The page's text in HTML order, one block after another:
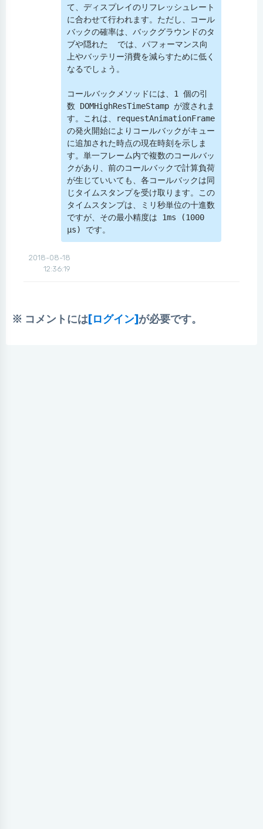
て、ディスプレイのリフレッシュレート
に合わせて行われます。ただし、コール
バックの確率は、バックグラウンドのタ
ブや隠れた  では、パフォーマンス向
上やバッテリー消費を減らすために低く
なるでしょう。
コールバックメソッドには、1 個の引
数 DOMHighResTimeStamp が渡されま
す。これは、requestAnimationFrame
の発火開始によりコールバックがキュー
に追加された時点の現在時刻を示しま
す。単一フレーム内で複数のコールバッ
クがあり、前のコールバックで計算負荷
が生じていいても、各コールバックは同
じタイムスタンプを受け取ります。この
タイムスタンプは、ミリ秒単位の十進数
ですが、その最小精度は 1ms (1000
µs) です。
2018-08-18
12:36:19
※ コメントには[ログイン] が必要です。